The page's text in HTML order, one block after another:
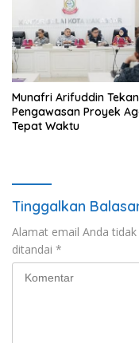
Munafri Arifuddin
Pengawasan Proyek
Tepat Waktu
Tinggalkan
Alamat email Anda
ditandai *